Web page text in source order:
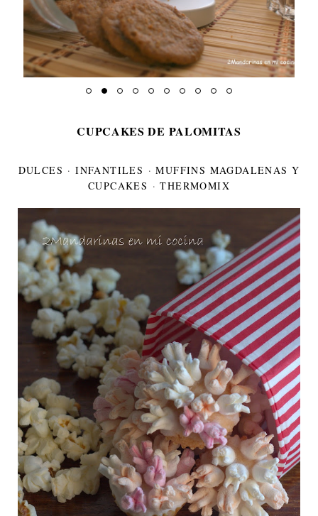
CUPCAKES DE PALOMITAS
DULCES ·INFANTILES ·MUFFINS MAGDALENAS Y
CUPCAKES ·THERMOMIX